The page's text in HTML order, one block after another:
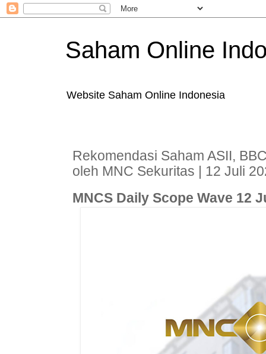
Saham Online
Website Saham Online Indonesia
Rekomendasi Saham ASII,
oleh MNC Sekuritas | 12 Juli
MNCS Daily Scope Wave 12